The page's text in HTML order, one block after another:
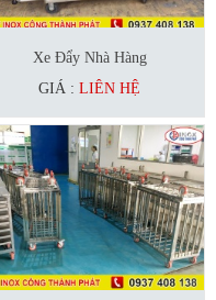
Xe Đẩy Nhà Hàng
GIÁ : LIÊN HỆ